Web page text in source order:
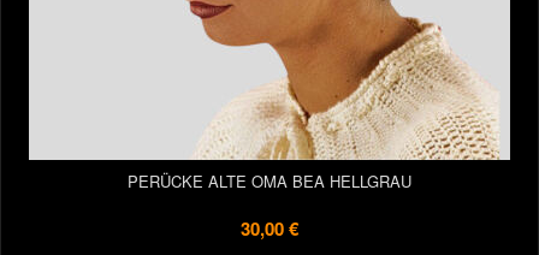
PERÜCKE ALTE OMA BEA HELLGRAU
30,00 €